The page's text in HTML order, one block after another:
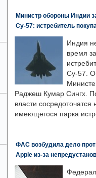
Министр обороны Индии
Су-57: истребитель
Индия
время
Су-57.
Раджеш Кумар Сингх.
власти
имеющегося парка
ФАС возбудила дело
Apple из-за